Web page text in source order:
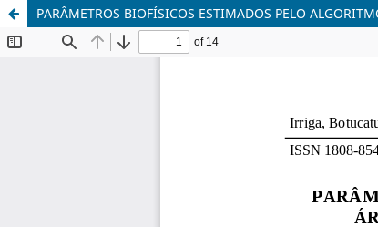
PARÂMETROS BIOFÍSICOS ESTIMADOS PELO